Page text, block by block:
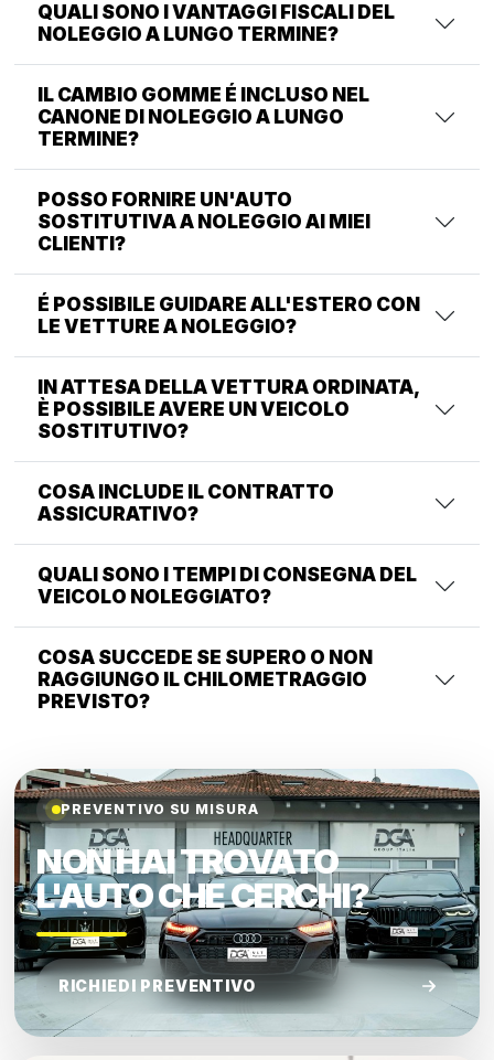
QUALI SONO I VANTAGGI FISCALI DEL
NOLEGGIO A LUNGO TERMINE?
IL CAMBIO GOMME É INCLUSO NEL
CANONE DI NOLEGGIO A LUNGO
TERMINE?
POSSO FORNIRE UN'AUTO
SOSTITUTIVA A NOLEGGIO AI MIEI
CLIENTI?
É POSSIBILE GUIDARE ALL'ESTERO CON
LE VETTURE A NOLEGGIO?
IN ATTESA DELLA VETTURA ORDINATA,
È POSSIBILE AVERE UN VEICOLO
SOSTITUTIVO?
COSA INCLUDE IL CONTRATTO
ASSICURATIVO?
QUALI SONO I TEMPI DI CONSEGNA DEL
VEICOLO NOLEGGIATO?
COSA SUCCEDE SE SUPERO O NON
RAGGIUNGO IL CHILOMETRAGGIO
PREVISTO?
PREVENTIVO SU MISURA
NON HAI TROVATO
L'AUTO CHE CERCHI?
RICHIEDI PREVENTIVO